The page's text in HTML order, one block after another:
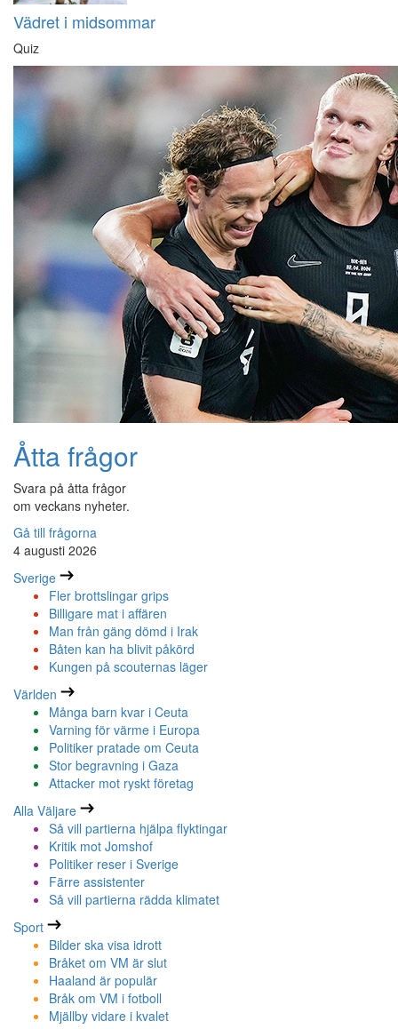
Vädret i midsommar
Quiz
Åtta frågor
Svara på åtta frågor
om veckans nyheter.
Gå till frågorna
4 augusti 2026
Sverige
Fler brottslingar grips
Billigare mat i affären
Man från gäng dömd i Irak
Båten kan ha blivit påkörd
Kungen på scouternas läger
Världen
Många barn kvar i Ceuta
Varning för värme i Europa
Politiker pratade om Ceuta
Stor begravning i Gaza
Attacker mot ryskt företag
Alla Väljare
Så vill partierna hjälpa flyktingar
Kritik mot Jomshof
Politiker reser i Sverige
Färre assistenter
Så vill partierna rädda klimatet
Sport
Bilder ska visa idrott
Bråket om VM är slut
Haaland är populär
Bråk om VM i fotboll
Mjällby vidare i kvalet